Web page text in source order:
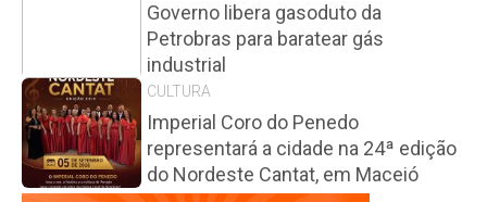
Governo libera gasoduto da
Petrobras para baratear gás
industrial
CULTURA
Imperial Coro do Penedo
representará a cidade na 24ª edição
do Nordeste Cantat, em Maceió